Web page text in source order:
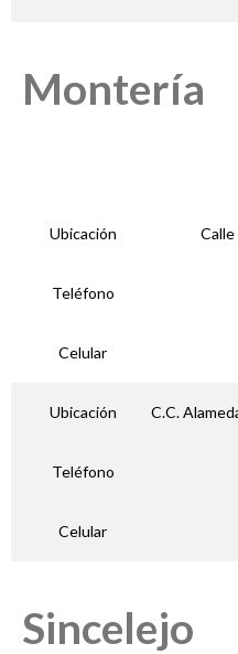
Montería
Ubicación
Teléfono
Celular
Ubicación C.C.
Teléfono
Celular
Sincelejo